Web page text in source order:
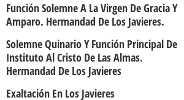
Función Solemne A La Virgen De Gracia Y
Amparo. Hermandad De Los Javieres.
Solemne Quinario Y Función Principal De
Instituto Al Cristo De Las Almas.
Hermandad De Los Javieres
Exaltación En Los Javieres